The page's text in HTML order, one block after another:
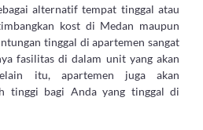
alternatif tempat tinggal atau
kost di Medan maupun
tinggal di apartemen sangat
fasilitas di dalam unit yang akan
itu, apartemen juga akan
tinggi bagi Anda yang tinggal di